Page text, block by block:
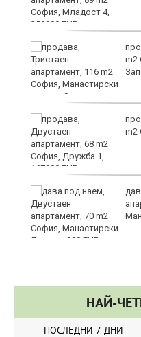
m2
m2
НАЙ-
ПОСЛЕДНИ 7 ДНИ